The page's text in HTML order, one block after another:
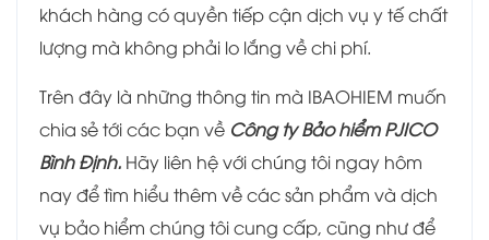
khách hàng có quyền tiếp cận dịch vụ y tế chất
lượng mà không phải lo lắng về chi phí.
Trên đây là những thông tin mà IBAOHIEM muốn
chia sẻ tới các bạn về Công ty Bảo hiểm PJICO
Bình Định. Hãy liên hệ với chúng tôi ngay hôm
nay để tìm hiểu thêm về các sản phẩm và dịch
vụ bảo hiểm chúng tôi cung cấp, cũng như để